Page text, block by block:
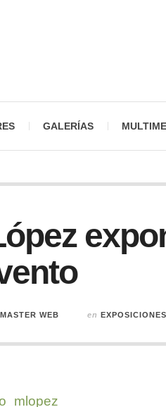
GALERÍAS
WEB en EXPOSICIONES